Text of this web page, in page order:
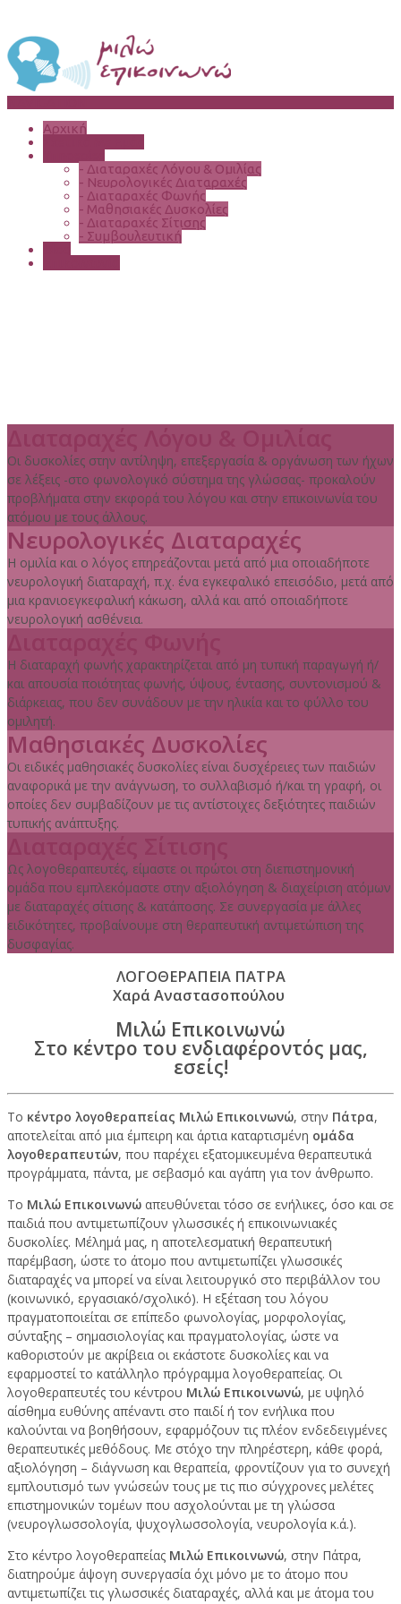
Αρχική
- Διαταραχές Λόγου & Ομιλίας
- Νευρολογικές Διαταραχές
- Διαταραχές Φωνής
- Μαθησιακές Δυσκολίες
- Διαταραχές Σίτισης
- Συμβουλευτική
Οι δυσκολίες στην αντίληψη, επεξεργασία & οργάνωση των ήχων
σε λέξεις -στο φωνολογικό σύστημα της γλώσσας- προκαλούν
προβλήματα στην εκφορά του λόγου και στην επικοινωνία του
ατόμου με τους άλλους.
Νευρολογικές Διαταραχές
Η ομιλία και ο λόγος επηρεάζονται μετά από μια οποιαδήποτε
νευρολογική διαταραχή, π.χ. ένα εγκεφαλικό επεισόδιο, μετά από
μια κρανιοεγκεφαλική κάκωση, αλλά και από οποιαδήποτε
νευρολογική ασθένεια.
Η διαταραχή φωνής χαρακτηρίζεται από μη τυπική παραγωγή ή/
και απουσία ποιότητας φωνής, ύψους, έντασης, συντονισμού &
διάρκειας, που δεν συνάδουν με την ηλικία και το φύλλο του
ομιλητή.
Μαθησιακές Δυσκολίες
Οι ειδικές μαθησιακές δυσκολίες είναι δυσχέρειες των παιδιών
αναφορικά με την ανάγνωση, το συλλαβισμό ή/και τη γραφή, οι
οποίες δεν συμβαδίζουν με τις αντίστοιχες δεξιότητες παιδιών
τυπικής ανάπτυξης.
Ως λογοθεραπευτές, είμαστε οι πρώτοι στη διεπιστημονική
ομάδα που εμπλεκόμαστε στην αξιολόγηση & διαχείριση ατόμων
με διαταραχές σίτισης & κατάποσης. Σε συνεργασία με άλλες
ειδικότητες, προβαίνουμε στη θεραπευτική αντιμετώπιση της
δυσφαγίας.
ΛΟΓΟΘΕΡΑΠΕΙΑ ΠΑΤΡΑ
Χαρά Αναστασοπούλου
Μιλώ Επικοινωνώ
Στο κέντρο του ενδιαφέροντός μας,
εσείς!
Το κέντρο λογοθεραπείας Μιλώ Επικοινωνώ, στην Πάτρα,
αποτελείται από μια έμπειρη και άρτια καταρτισμένη ομάδα
λογοθεραπευτών, που παρέχει εξατομικευμένα θεραπευτικά
προγράμματα, πάντα, με σεβασμό και αγάπη για τον άνθρωπο.
Το Μιλώ Επικοινωνώ απευθύνεται τόσο σε ενήλικες, όσο και σε
παιδιά που αντιμετωπίζουν γλωσσικές ή επικοινωνιακές
δυσκολίες. Μέλημά μας, η αποτελεσματική θεραπευτική
παρέμβαση, ώστε το άτομο που αντιμετωπίζει γλωσσικές
διαταραχές να μπορεί να είναι λειτουργικό στο περιβάλλον του
(κοινωνικό, εργασιακό/σχολικό). Η εξέταση του λόγου
πραγματοποιείται σε επίπεδο φωνολογίας, μορφολογίας,
σύνταξης – σημασιολογίας και πραγματολογίας, ώστε να
καθοριστούν με ακρίβεια οι εκάστοτε δυσκολίες και να
εφαρμοστεί το κατάλληλο πρόγραμμα λογοθεραπείας. Οι
λογοθεραπευτές του κέντρου Μιλώ Επικοινωνώ, με υψηλό
αίσθημα ευθύνης απέναντι στο παιδί ή τον ενήλικα που
καλούνται να βοηθήσουν, εφαρμόζουν τις πλέον ενδεδειγμένες
θεραπευτικές μεθόδους. Με στόχο την πληρέστερη, κάθε φορά,
αξιολόγηση – διάγνωση και θεραπεία, φροντίζουν για το συνεχή
εμπλουτισμό των γνώσεών τους με τις πιο σύγχρονες μελέτες
επιστημονικών τομέων που ασχολούνται με τη γλώσσα
(νευρογλωσσολογία, ψυχογλωσσολογία, νευρολογία κ.ά.).
Στο κέντρο λογοθεραπείας Μιλώ Επικοινωνώ, στην Πάτρα,
διατηρούμε άψογη συνεργασία όχι μόνο με το άτομο που
αντιμετωπίζει τις γλωσσικές διαταραχές, αλλά και με άτομα του